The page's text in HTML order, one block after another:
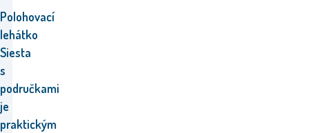
Polohovací
lehátko
Siesta
s
područkami
je
praktickým